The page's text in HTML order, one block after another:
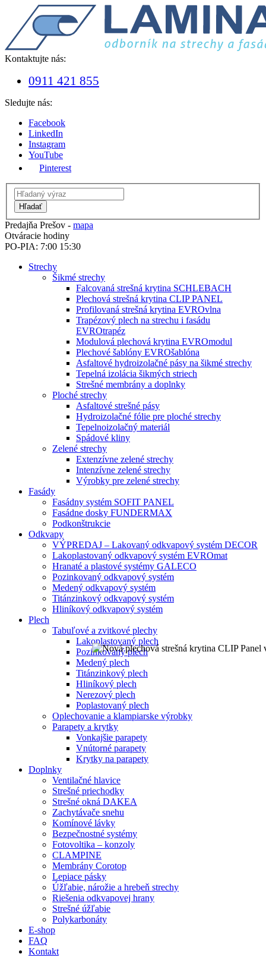
Kontaktujte nás:
0911 421 855
Sledujte nás:
Facebook
LinkedIn
Instagram
YouTube
Pinterest
Hľadať
Predajňa Prešov - mapa
Otváracie hodiny
PO-PIA: 7:00 15:30
Strechy
Šikmé strechy
Falcovaná strešná krytina SCHLEBACH
Plechová strešná krytina CLIP PANEL
Profilovaná strešná krytina EVROvlna
Trapézový plech na strechu i fasádu
EVROtrapéz
Modulová plechová krytina EVROmodul
Plechové šablóny EVROšablóna
Asfaltové hydroizolačné pásy na šikmé strechy
Tepelná izolácia šikmých striech
Strešné membrány a doplnky
Ploché strechy
Asfaltové strešné pásy
Hydroizolačné fólie pre ploché strechy
Tepelnoizolačný materiál
Spádové kliny
Zelené strechy
Extenzívne zelené strechy
Intenzívne zelené strechy
Výrobky pre zelené strechy
Fasády
Fasádny systém SOFIT PANEL
Fasádne dosky FUNDERMAX
Podkonštrukcie
Odkvapy
VÝPREDAJ – Lakovaný odkvapový systém DECOR
Lakoplastovaný odkvapový systém EVROmat
Hranaté a plastové systémy GALECO
Pozinkovaný odkvapový systém
Medený odkvapový systém
Titánzinkový odkvapový systém
Hliníkový odkvapový systém
Plech
Tabuľové a zvitkové plechy
Lakoplastovaný plech
Pozinkovaný plech
Medený plech
Titánzinkový plech
Hliníkový plech
Nerezový plech
Poplastovaný plech
Oplechovanie a klampiarske výrobky
Parapety a krytky
Vonkajšie parapety
Vnútorné parapety
Krytky na parapety
Doplnky
Ventilačné hlavice
Strešné priechodky
Strešné okná DAKEA
Zachytávače snehu
Komínové lávky
Bezpečnostné systémy
Fotovoltika – konzoly
CLAMPINE
Membrány Corotop
Lepiace pásky
Úžľabie, nárožie a hrebeň strechy
Riešenia odkvapovej hrany
Strešné úžľabie
Polykarbonáty
E-shop
FAQ
Kontakt